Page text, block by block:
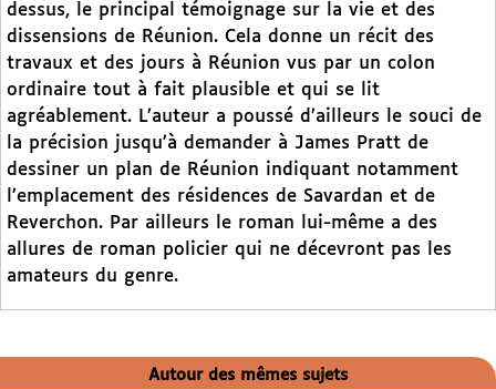
dessus, le principal témoignage sur la vie et des
dissensions de Réunion. Cela donne un récit des
travaux et des jours à Réunion vus par un colon
ordinaire tout à fait plausible et qui se lit
agréablement. L’auteur a poussé d’ailleurs le souci de
la précision jusqu’à demander à James Pratt de
dessiner un plan de Réunion indiquant notamment
l’emplacement des résidences de Savardan et de
Reverchon. Par ailleurs le roman lui-même a des
allures de roman policier qui ne décevront pas les
amateurs du genre.
Autour des mêmes sujets